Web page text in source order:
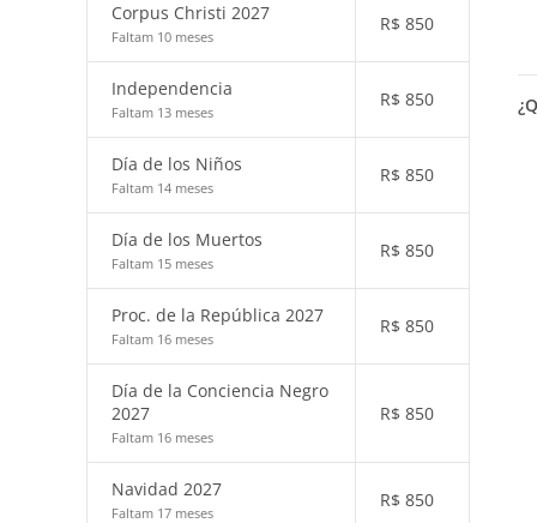
Corpus Christi 2027
Faltam 10 meses
R$ 850
Independencia
Faltam 13 meses
R$ 850
Día de los Niños
Faltam 14 meses
R$ 850
Día de los Muertos
Faltam 15 meses
R$ 850
Proc. de la República 2027
Faltam 16 meses
R$ 850
Día de la Conciencia Negro
2027
Faltam 16 meses
R$ 850
Navidad 2027
Faltam 17 meses
R$ 850